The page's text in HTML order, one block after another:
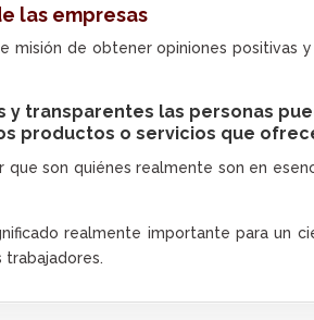
las empresas
misión de obtener opiniones positivas
y transparentes las personas
productos o servicios que
que son quiénes realmente son en
realmente importante para un
trabajadores.